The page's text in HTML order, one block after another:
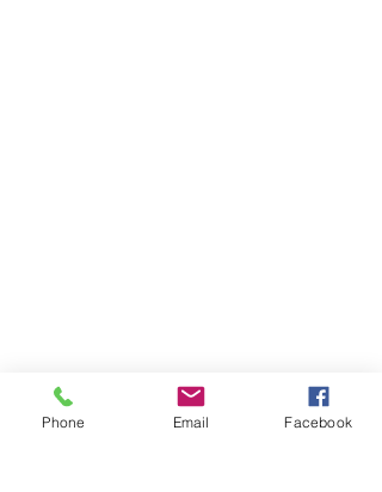
Phone Email Facebook